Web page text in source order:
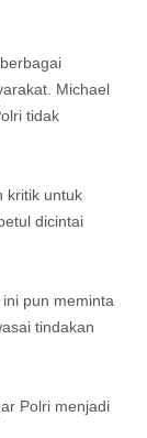
Michael
tidak
kritik untuk
dicintai
pun meminta
tindakan
Polri menjadi